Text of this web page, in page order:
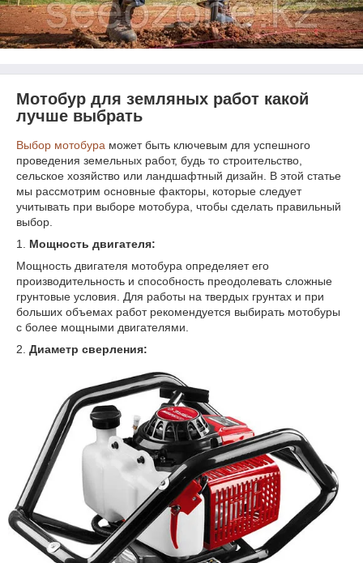
Мотобур для земляных работ какой
лучше выбрать
Выбор мотобура может быть ключевым для успешного
проведения земельных работ, будь то строительство,
сельское хозяйство или ландшафтный дизайн. В этой статье
мы рассмотрим основные факторы, которые следует
учитывать при выборе мотобура, чтобы сделать правильный
выбор.
1. Мощность двигателя:
Мощность двигателя мотобура определяет его
производительность и способность преодолевать сложные
грунтовые условия. Для работы на твердых грунтах и при
больших объемах работ рекомендуется выбирать мотобуры
с более мощными двигателями.
2. Диаметр сверления: